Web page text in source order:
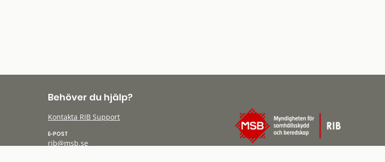
Behöver du hjälp?
Kontakta RIB Support
E-POST
rib@msb.se